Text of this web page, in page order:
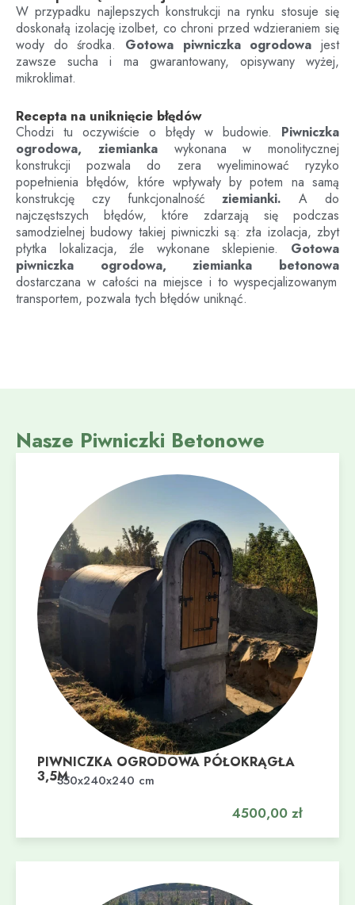
W przypadku najlepszych konstrukcji na rynku stosuje się
doskonałą izolację izolbet, co chroni przed wdzieraniem się
wody do środka. Gotowa piwniczka ogrodowa jest
zawsze sucha i ma gwarantowany, opisywany wyżej,
mikroklimat.
Recepta na uniknięcie błędów
Chodzi tu oczywiście o błędy w budowie. Piwniczka
ogrodowa, ziemiankawykonana w monolitycznej
konstrukcji pozwala do zera wyeliminować ryzyko
popełnienia błędów, które wpływały by potem na samą
konstrukcję czy funkcjonalnośćziemianki. A do
najczęstszych błędów, które zdarzają się podczas
samodzielnej budowy takiej piwniczki są: zła izolacja, zbyt
płytka lokalizacja, źle wykonane sklepienie. Gotowa
piwniczka ogrodowa, ziemianka betonowa
dostarczana w całości na miejsce i to wyspecjalizowanym
transportem, pozwala tych błędów uniknąć.
Nasze Piwniczki Betonowe
PIWNICZKA OGRODOWA PÓŁOKRĄGŁA
3,5M350x240x240 cm
4500,00 zł
Dodaj do koszyka